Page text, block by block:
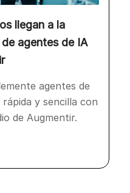
llegan a la
agentes de IA
agentes de
y sencilla con
de Augmentir.